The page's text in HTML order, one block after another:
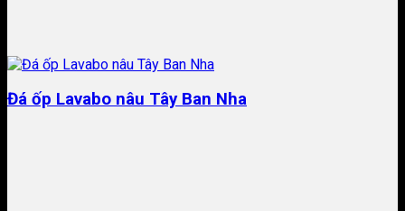
Đá ốp Lavabo nâu Tây Ban Nha